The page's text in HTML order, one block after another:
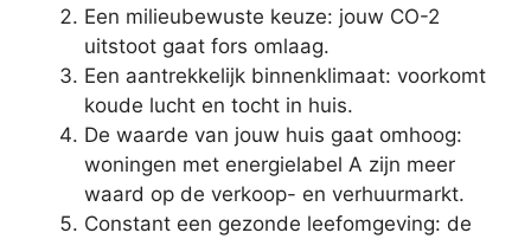
Een milieubewuste keuze: jouw CO-2
uitstoot gaat fors omlaag.
Een aantrekkelijk binnenklimaat: voorkomt
koude lucht en tocht in huis.
De waarde van jouw huis gaat omhoog:
woningen met energielabel A zijn meer
waard op de verkoop- en verhuurmarkt.
Constant een gezonde leefomgeving: de